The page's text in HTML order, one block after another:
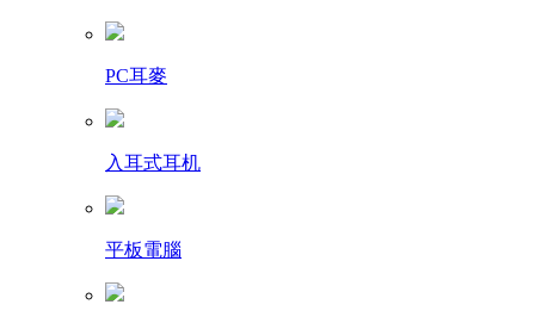
PC耳麥
入耳式耳机
平板電腦